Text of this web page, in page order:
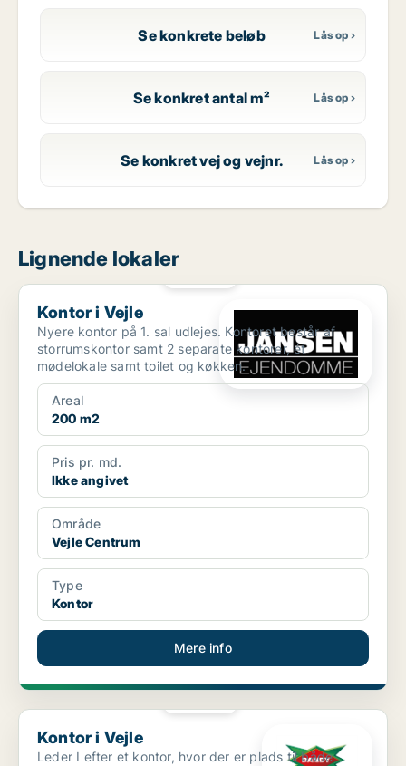
Se konkrete beløb
Se konkret antal m²
Se konkret vej og vejnr.
Lignende lokaler
Kontor i Vejle
Kontor i Vejle
Nyere kontor på 1. sal udlejes. Kontoret består af
storrumskontor samt 2 separate kontorer, ét
mødelokale samt toilet og køkken.
Areal
200 m2
Pris pr. md.
Ikke angivet
Område
Vejle Centrum
Type
Kontor
Mere info
Kontor i Vejle
Kontor i Vejle
Leder I efter et kontor, hvor der er plads til både